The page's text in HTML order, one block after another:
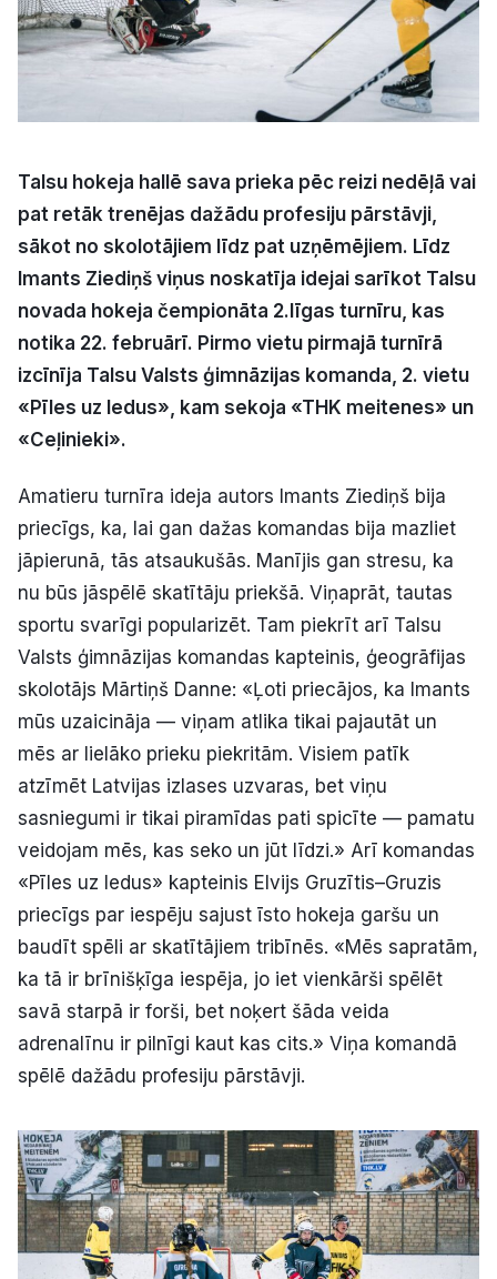
Video
Sludinājumi
Pasākumi
Reklāma
Politiskā reklāma
Kontakti
Ziņo redakcijai
E-avīze
Talsu hokeja hallē sava prieka pēc reizi nedēļā vai
pat retāk trenējas dažādu profesiju pārstāvji,
sākot no skolotājiem līdz pat uzņēmējiem. Līdz
Imants Ziediņš viņus noskatīja idejai sarīkot Talsu
novada hokeja čempionāta 2.līgas turnīru, kas
notika 22. februārī. Pirmo vietu pirmajā turnīrā
izcīnīja Talsu Valsts ģimnāzijas komanda, 2. vietu
«Pīles uz ledus», kam sekoja «THK meitenes» un
«Ceļinieki».
Amatieru turnīra ideja autors Imants Ziediņš bija
priecīgs, ka, lai gan dažas komandas bija mazliet
jāpierunā, tās atsaukušās. Manījis gan stresu, ka
nu būs jāspēlē skatītāju priekšā. Viņaprāt, tautas
sportu svarīgi popularizēt. Tam piekrīt arī Talsu
Valsts ģimnāzijas komandas kapteinis, ģeogrāfijas
skolotājs Mārtiņš Danne: «Ļoti priecājos, ka Imants
mūs uzaicināja — viņam atlika tikai pajautāt un
mēs ar lielāko prieku piekritām. Visiem patīk
atzīmēt Latvijas izlases uzvaras, bet viņu
sasniegumi ir tikai piramīdas pati spicīte — pamatu
veidojam mēs, kas seko un jūt līdzi.» Arī komandas
«Pīles uz ledus» kapteinis Elvijs Gruzītis–Gruzis
priecīgs par iespēju sajust īsto hokeja garšu un
baudīt spēli ar skatītājiem tribīnēs. «Mēs sapratām,
ka tā ir brīnišķīga iespēja, jo iet vienkārši spēlēt
savā starpā ir forši, bet noķert šāda veida
adrenalīnu ir pilnīgi kaut kas cits.» Viņa komandā
spēlē dažādu profesiju pārstāvji.